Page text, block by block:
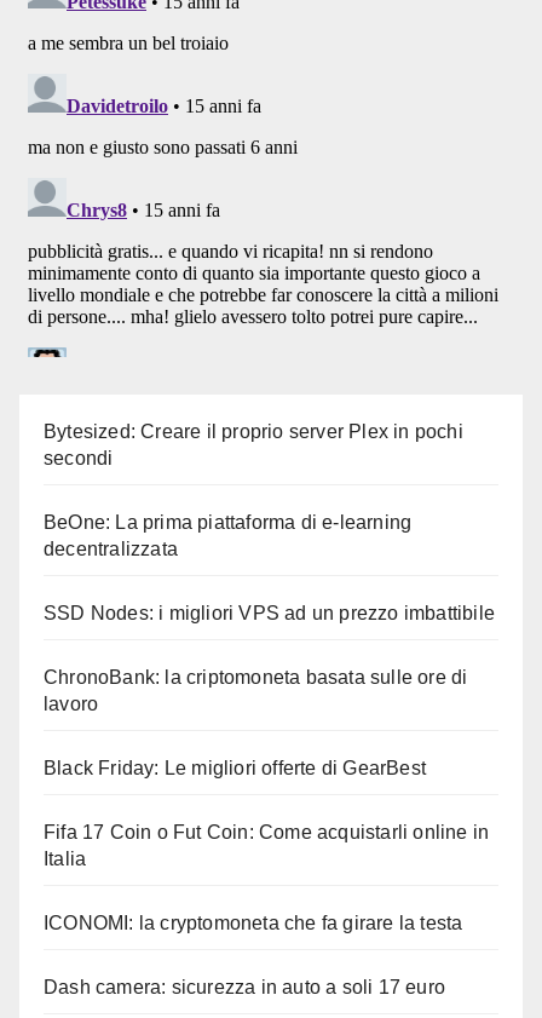
Bytesized: Creare il proprio server Plex in pochi
secondi
BeOne: La prima piattaforma di e-learning
decentralizzata
SSD Nodes: i migliori VPS ad un prezzo imbattibile
ChronoBank: la criptomoneta basata sulle ore di
lavoro
Black Friday: Le migliori offerte di GearBest
Fifa 17 Coin o Fut Coin: Come acquistarli online in
Italia
ICONOMI: la cryptomoneta che fa girare la testa
Dash camera: sicurezza in auto a soli 17 euro